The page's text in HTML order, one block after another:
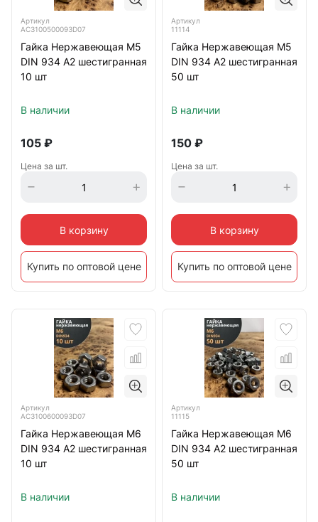
Артикул
АС3100500093D07
Гайка Нержавеющая М5
DIN 934 А2 шестигранная
10 шт
В наличии
105 ₽
Цена за шт.
В корзину
Купить по оптовой цене
Артикул
11114
Гайка Нержавеющая М5
DIN 934 А2 шестигранная
50 шт
В наличии
150 ₽
Цена за шт.
В корзину
Купить по оптовой цене
Артикул
АС3100600093D07
Гайка Нержавеющая М6
DIN 934 А2 шестигранная
10 шт
В наличии
Артикул
11115
Гайка Нержавеющая М6
DIN 934 А2 шестигранная
50 шт
В наличии